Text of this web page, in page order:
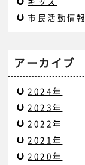
市民活動情報
アーカイブ
2024年
2023年
2022年
2021年
2020年